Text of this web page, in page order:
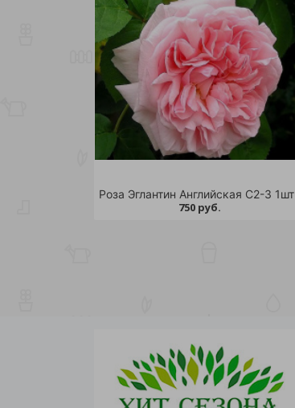
Роза Эглантин Английская C2-3 1шт
750 руб.